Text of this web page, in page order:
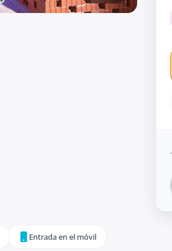
Entrada en el móvil